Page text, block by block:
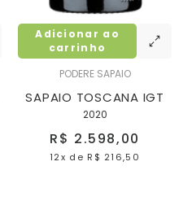
PODERE SAPAIO
SAPAIO TOSCANA IGT
2020
R$ 2.598,00
12x de R$ 216,50
Adicionar ao
carrinho